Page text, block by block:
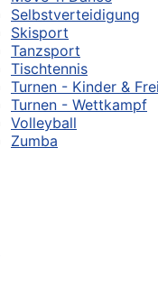
Selbstverteidigung
Skisport
Tanzsport
Tischtennis
Turnen - Kinder &
Turnen - Wettkampf
Volleyball
Zumba